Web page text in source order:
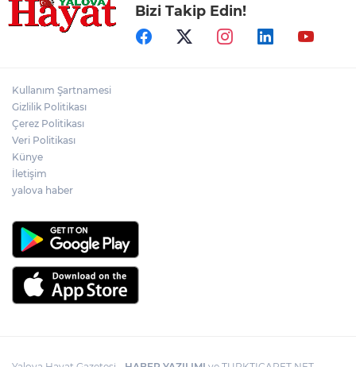
Bizi Takip Edin!
Kullanım Şartnamesi
Gizlilik Politikası
Çerez Politikası
Veri Politikası
Künye
İletişim
yalova haber